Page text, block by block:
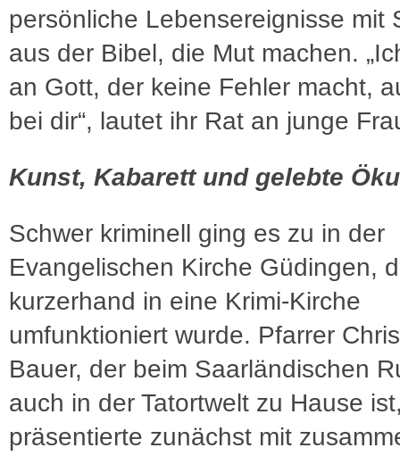
persönliche Lebensereignisse mit
aus der Bibel, die Mut machen.
an Gott, der keine Fehler macht,
bei dir“, lautet ihr Rat an junge
Kunst, Kabarett und gelebte
Schwer kriminell ging es zu in der
Evangelischen Kirche Güdingen,
kurzerhand in eine Krimi-Kirche
umfunktioniert wurde. Pfarrer
Bauer, der beim Saarländischen
auch in der Tatortwelt zu Hause
präsentierte zunächst mit